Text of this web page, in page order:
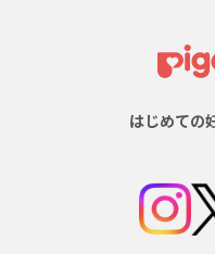
はじめての